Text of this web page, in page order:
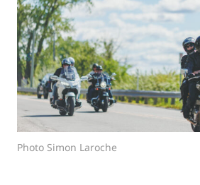
Photo Simon Laroche